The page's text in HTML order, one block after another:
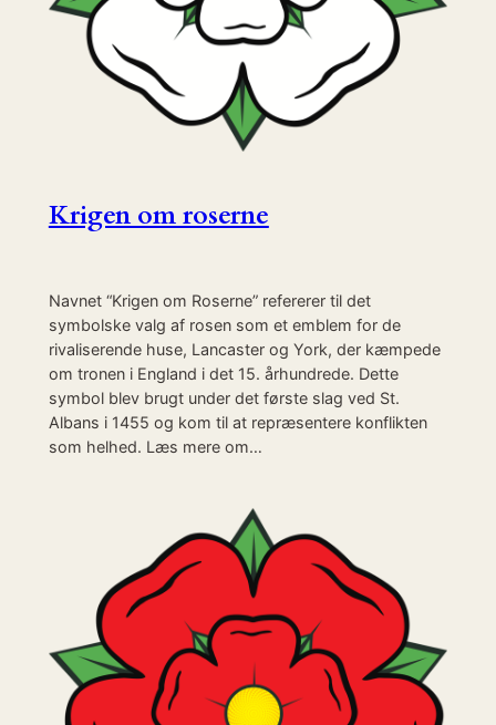
Krigen om roserne
Navnet “Krigen om Roserne” refererer til det
symbolske valg af rosen som et emblem for de
rivaliserende huse, Lancaster og York, der kæmpede
om tronen i England i det 15. århundrede. Dette
symbol blev brugt under det første slag ved St.
Albans i 1455 og kom til at repræsentere konflikten
som helhed. Læs mere om…